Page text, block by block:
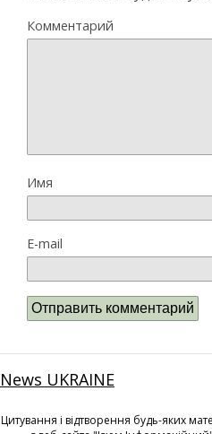
Комментарий
Имя
E-mail
News UKRAINE
Цитування і відтворення будь-яких